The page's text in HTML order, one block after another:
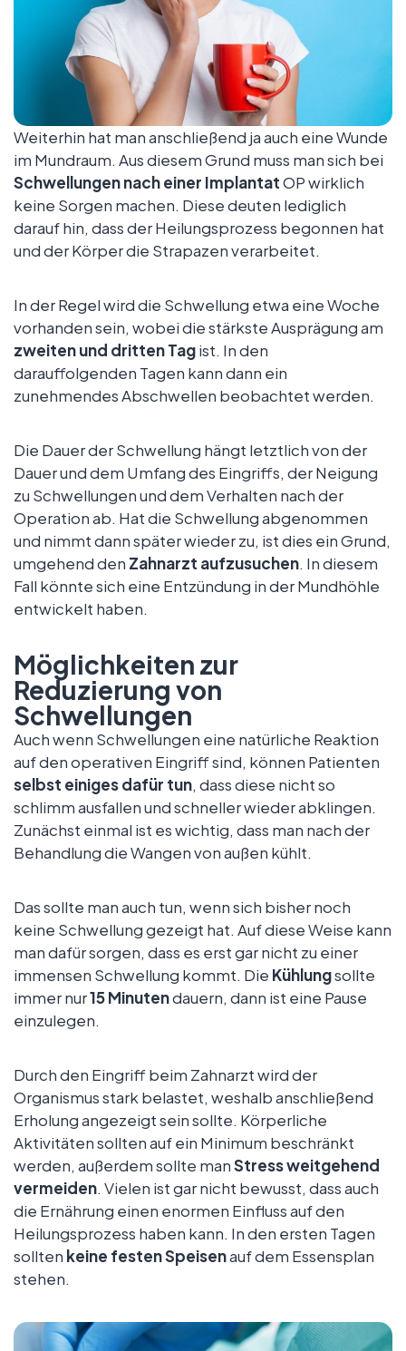
Weiterhin hat man anschließend ja auch eine Wunde
im Mundraum. Aus diesem Grund muss man sich bei
Schwellungen nach einer ImplantatOP wirklich
keine Sorgen machen. Diese deuten lediglich
darauf hin, dass der Heilungsprozess begonnen hat
und der Körper die Strapazen verarbeitet.
In der Regel wird die Schwellung etwa eine Woche
vorhanden sein, wobei die stärkste Ausprägung am
zweiten und dritten Tagist. In den
darauffolgenden Tagen kann dann ein
zunehmendes Abschwellen beobachtet werden.
Die Dauer der Schwellung hängt letztlich von der
Dauer und dem Umfang des Eingriffs, der Neigung
zu Schwellungen und dem Verhalten nach der
Operation ab. Hat die Schwellung abgenommen
und nimmt dann später wieder zu, ist dies ein Grund,
umgehend den Zahnarzt aufzusuchen. In diesem
Fall könnte sich eine Entzündung in der Mundhöhle
entwickelt haben.
Möglichkeiten zur
Reduzierung von
Schwellungen
Auch wenn Schwellungen eine natürliche Reaktion
auf den operativen Eingriff sind, können Patienten
selbst einiges dafür tun, dass diese nicht so
schlimm ausfallen und schneller wieder abklingen.
Zunächst einmal ist es wichtig, dass man nach der
Behandlung die Wangen von außen kühlt.
Das sollte man auch tun, wenn sich bisher noch
keine Schwellung gezeigt hat. Auf diese Weise kann
man dafür sorgen, dass es erst gar nicht zu einer
immensen Schwellung kommt. Die Kühlungsollte
immer nur15 Minutendauern, dann ist eine Pause
einzulegen.
Durch den Eingriff beim Zahnarzt wird der
Organismus stark belastet, weshalb anschließend
Erholung angezeigt sein sollte. Körperliche
Aktivitäten sollten auf ein Minimum beschränkt
werden, außerdem sollte manStress weitgehend
vermeiden. Vielen ist gar nicht bewusst, dass auch
die Ernährung einen enormen Einfluss auf den
Heilungsprozess haben kann. In den ersten Tagen
sollten keine festen Speisenauf dem Essensplan
stehen.